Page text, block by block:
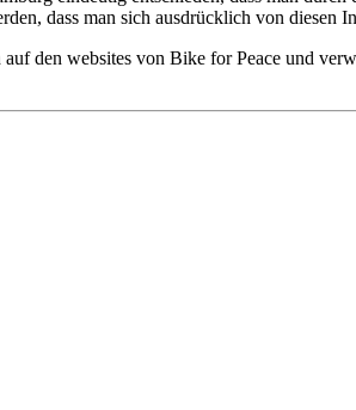
dass man sich ausdrücklich von diesen
den websites von Bike for Peace und